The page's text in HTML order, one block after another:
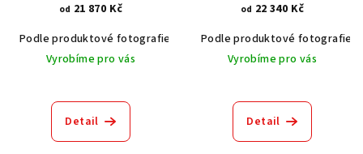
od 21 870 Kč
Podle produktové fotografie
Akát vintage BT1551
Dub světlý
Vyrobíme pro vás
Detail
od 22 340 Kč
Podle produktové fotografie
Vyrobíme pro vás
Detail